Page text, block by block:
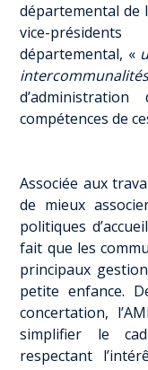
départemental de
vice-
départemental, «
compétences de
Associée aux
de mieux
politiques
fait que les
principaux
petite enfance.
concertation,
simplifier le
respectant